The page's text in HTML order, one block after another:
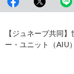
【ジュネーブ共同
ー・ユニット（AIU